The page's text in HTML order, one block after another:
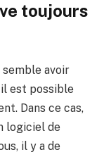
toujours
avoir
est possible
Dans ce cas,
logiciel de
il y a de